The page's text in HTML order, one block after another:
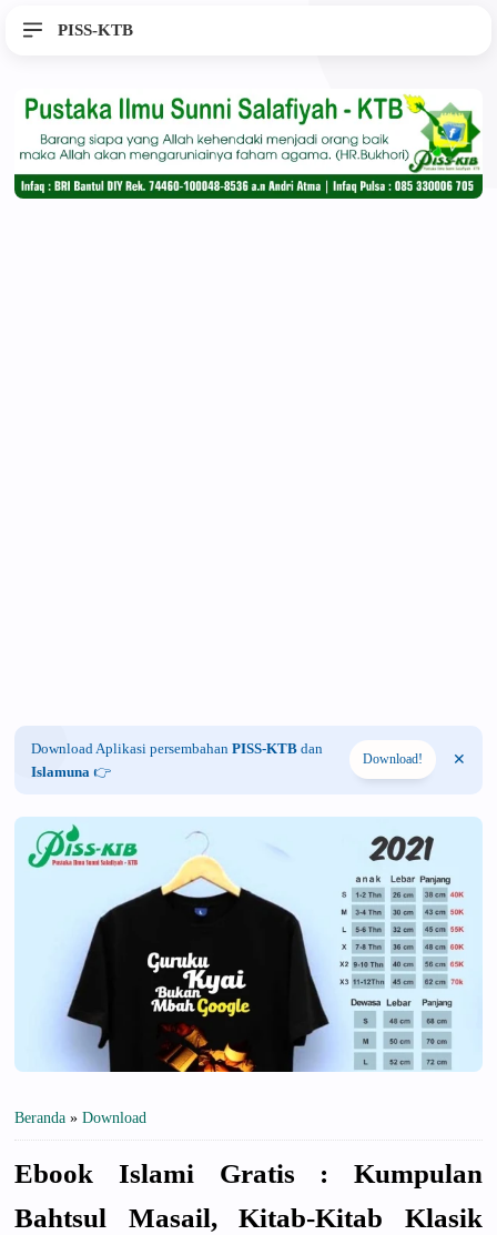
PISS-KTB
Download Aplikasi persembahan PISS-KTB dan
Islamuna 👉
Download!
Beranda » Download
Ebook Islami Gratis : Kumpulan
Bahtsul Masail, Kitab-Kitab Klasik